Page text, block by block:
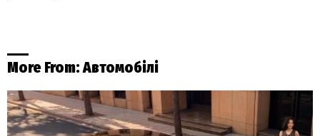
More From:Автомобілі